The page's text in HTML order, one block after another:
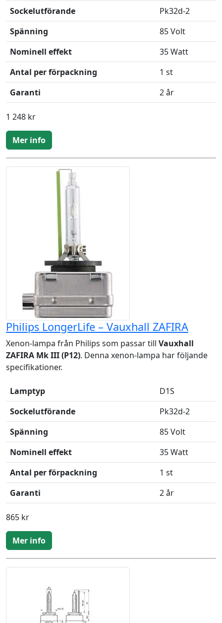
Sockelutförande
Pk32d-2
Spänning
85 Volt
Nominell effekt
35 Watt
Antal per förpackning
1 st
Garanti
2 år
1 248 kr
Mer info
Philips LongerLife – Vauxhall ZAFIRA
Xenon-lampa från Philips som passar till Vauxhall
ZAFIRA Mk III (P12). Denna xenon-lampa har följande
specifikationer.
Lamptyp
D1S
Sockelutförande
Pk32d-2
Spänning
85 Volt
Nominell effekt
35 Watt
Antal per förpackning
1 st
Garanti
2 år
865 kr
Mer info